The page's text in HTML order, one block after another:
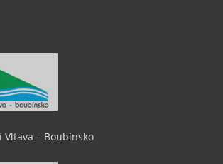
– Boubínsko